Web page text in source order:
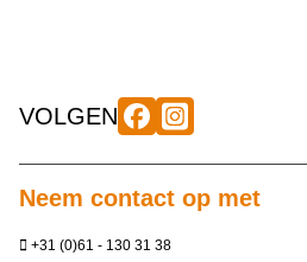
VOLGEN
Neem contact op met
+31 (0)61 - 130 31 38